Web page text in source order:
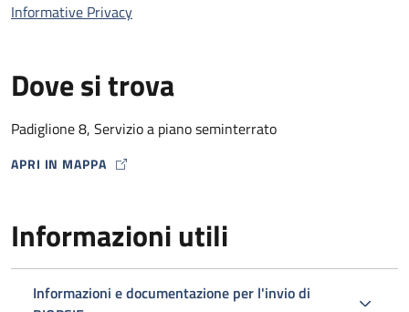
Informative Privacy
Dove si trova
Padiglione 8, Servizio a piano seminterrato
APRI IN MAPPA
MAP ICON
Informazioni utili
Informazioni e documentazione per l'invio di